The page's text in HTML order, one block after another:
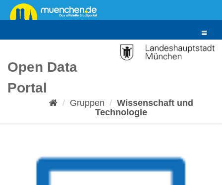
Überspringen
zum
Toggle
Open Data
Portal
Gruppen
Wissenschaft und
Technologie